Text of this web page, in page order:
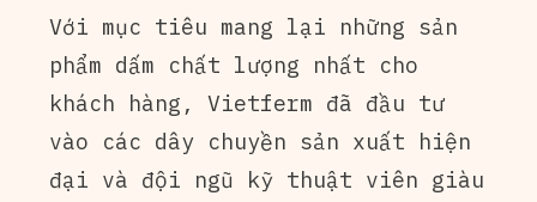
Với mục tiêu mang lại những sản
phẩm dấm chất lượng nhất cho
khách hàng, Vietferm đã đầu tư
vào các dây chuyền sản xuất hiện
đại và đội ngũ kỹ thuật viên giàu